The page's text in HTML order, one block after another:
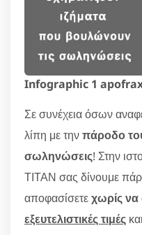
Infographic 1
Σε συνέχεια όσων
λίπη με τηνπάροδο
σωληνώσεις! Στην
ΤΙΤΑΝ σας δίνουμε
αποφασίσετεχωρίς
εξευτελιστικές τιμές και